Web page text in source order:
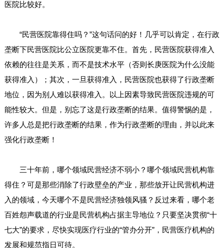
医院比较好。
“民营医院靠得住吗？”这句话问的好！几乎可以肯定，在行政
垄断下民营医院比公立医院更靠不住。首先，民营医院获得准入
依赖的往往是关系，而不是技术水平（否则长庚医院为什么没能
获得准入）；其次，一旦获得准入，民营医院也获得了行政垄断
地位，因为别人难以获得准入。以上因素导致民营医院违规的可
能性较大。但是，别忘了这是行政垄断的结果。值得警惕的是，
许多人总是把行政垄断的结果，作为行政垄断的理由，并以此来
强化行政垄断！
三十年前，哪个领域民营经济不弱小？哪个领域民营机构靠
得住？可是那些消除了行政壁垒的产业，那些放开让民营机构进
入的领域，今天哪个不是民营经济独领风骚？反过来看，哪个老
百姓怨声载道的行业是民营机构占据主导地位？只要坚决贯彻“十
七大”的要求，尽快实现医疗行业的“管办分开”，民营医疗机构的
发展和规范指日可待。